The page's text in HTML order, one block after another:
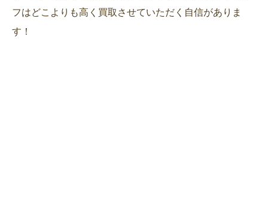
フはどこよりも高く買取させていただく自信がありま
す！